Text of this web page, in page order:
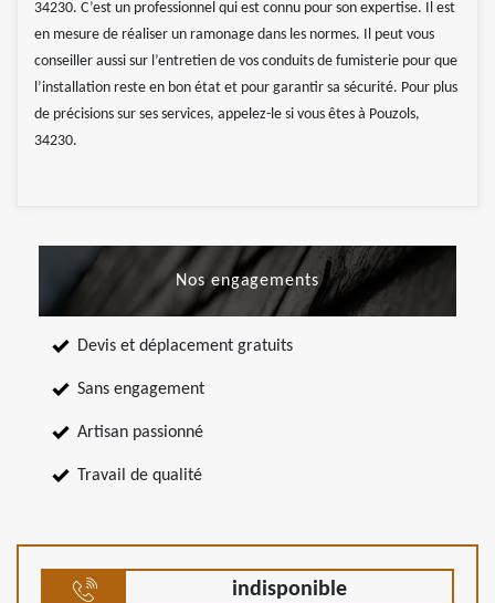
34230. C’est un professionnel qui est connu pour son expertise. Il est
en mesure de réaliser un ramonage dans les normes. Il peut vous
conseiller aussi sur l’entretien de vos conduits de fumisterie pour que
l’installation reste en bon état et pour garantir sa sécurité. Pour plus
de précisions sur ses services, appelez-le si vous êtes à Pouzols,
34230.
Nos engagements
Devis et déplacement gratuits
Sans engagement
Artisan passionné
Travail de qualité
indisponible